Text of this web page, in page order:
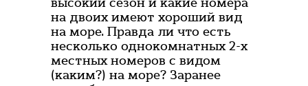
на двоих имеют хороший вид
на море. Правда ли что есть
несколько однокомнатных 2-х
местных номеров с видом
(каким?) на море? Заранее